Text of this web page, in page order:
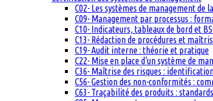
C02- Les systèmes de management de
C09- Management par processus :
C10- Indicateurs, tableaux de bord et
C13- Rédaction de procédures et
C19- Audit interne : théorie et pratique
C22- Mise en place d’un système de
C36- Maîtrise des risques :
C56- Gestion des non-conformités :
C63- Traçabilité des produits :